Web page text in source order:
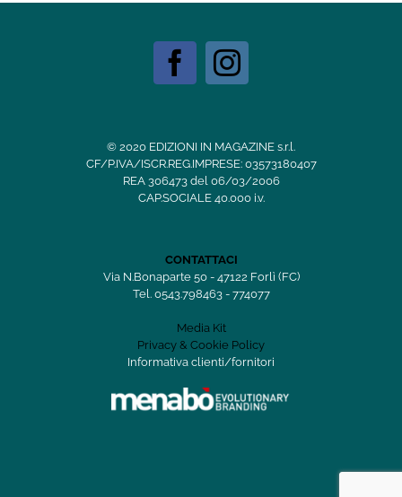
© 2020 EDIZIONI IN MAGAZINE s.r.l.
CF/P.IVA/ISCR.REG.IMPRESE: 03573180407
REA 306473 del 06/03/2006
CAP.SOCIALE 40.000 i.v.
CONTATTACI
Via N.Bonaparte 50 - 47122 Forlì (FC)
Tel. 0543.798463 - 774077
Media Kit
Privacy & Cookie Policy
Informativa clienti/fornitori